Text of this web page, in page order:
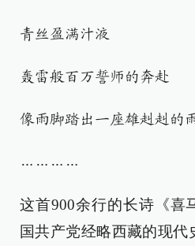
青丝盈满汁液
轰雷般百万誓师的奔赴
像雨脚踏出一座雄赳赳的
…………
这首900余行的长诗《喜
国共产党经略西藏的现代